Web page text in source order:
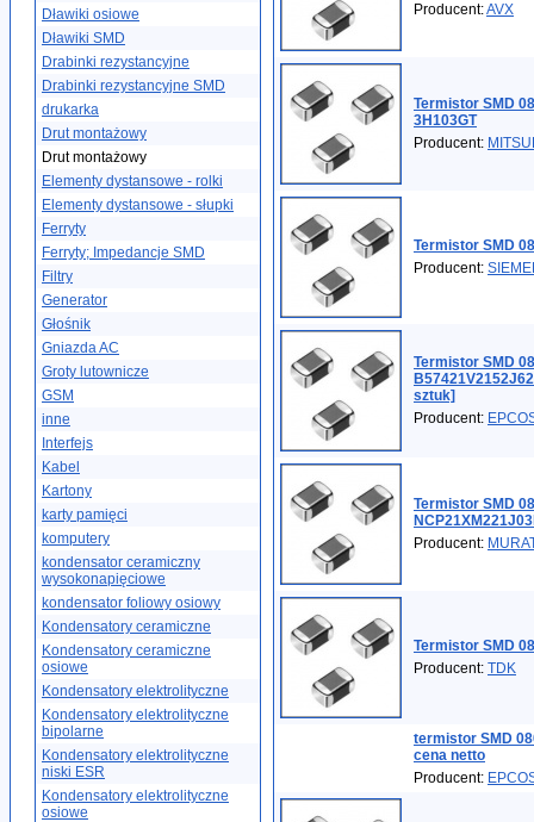
Dławiki osiowe
Dławiki SMD
Drabinki rezystancyjne
Drabinki rezystancyjne SMD
drukarka
Drut montażowy
Drut montażowy
Elementy dystansowe - rolki
Elementy dystansowe - słupki
Ferryty
Ferryty; Impedancje SMD
Filtry
Generator
Głośnik
Gniazda AC
Groty lutownicze
GSM
inne
Interfejs
Kabel
Kartony
karty pamięci
komputery
kondensator ceramiczny
wysokonapięciowe
kondensator foliowy osiowy
Kondensatory ceramiczne
Kondensatory ceramiczne
osiowe
Kondensatory elektrolityczne
Kondensatory elektrolityczne
bipolarne
Kondensatory elektrolityczne
niski ESR
Kondensatory elektrolityczne
osiowe
Producent:AVX
Termistor SMD
3H103GT
Producent:
Termistor SMD
Producent:
Termistor SMD
sztuk]
Producent:
Termistor SMD
Producent:
Termistor SMD
Producent: TDK
termistor SMD
cena netto
Producent: